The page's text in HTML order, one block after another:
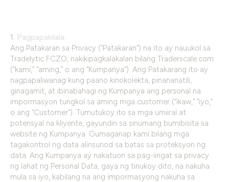
1. Pagpapakilala:
Ang Patakaran sa Privacy (“Patakaran”) na ito ay nauukol sa
Tradelytic FCZO, nakikipagkalakalan bilang Traderscale.com
(“kami,” “aming,” o ang “Kumpanya”). Ang Patakarang ito ay
nagpapaliwanag kung paano kinokolekta, pinananatili,
ginagamit, at ibinabahagi ng Kumpanya ang personal na
impormasyon tungkol sa aming mga customer (“ikaw,” “iyo,”
o ang “Customer”). Tumutukoy ito sa mga umiiral at
potensyal na kliyente, gayundin sa sinumang bumibisita sa
website ng Kumpanya. Gumaganap kami bilang mga
tagakontrol ng data alinsunod sa batas sa proteksyon ng
data. Ang Kumpanya ay nakatuon sa pag-iingat sa privacy
ng lahat ng Personal Data, gaya ng tinukoy dito, na nakuha
mula sa iyo, kabilang na ang impormasyong nakuha sa